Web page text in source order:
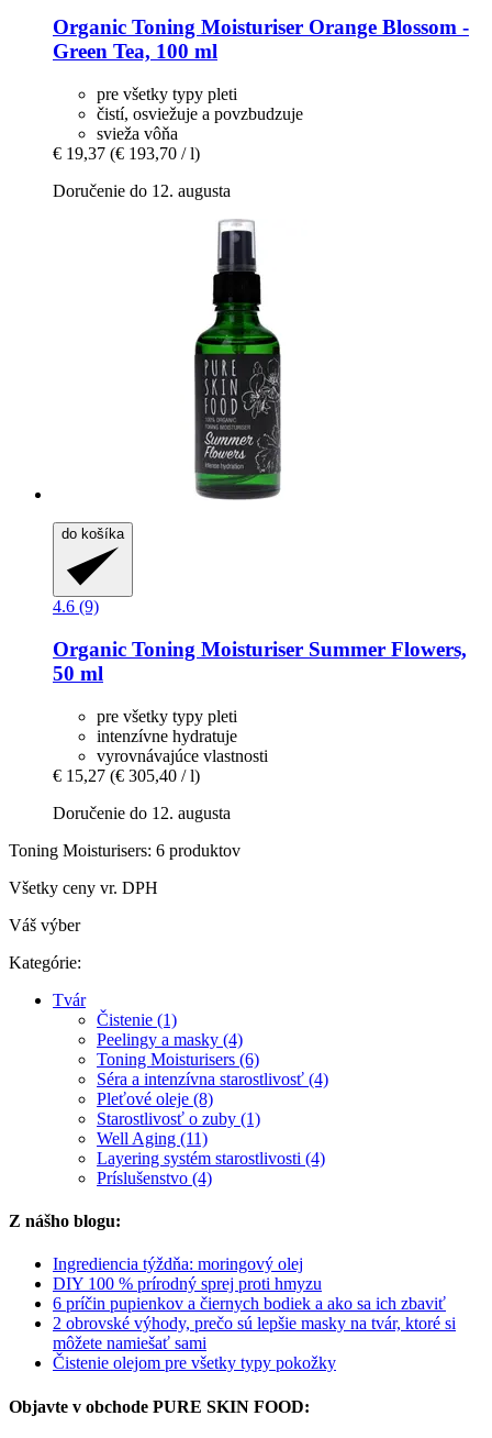
Organic Toning Moisturiser Orange Blossom -​
Green Tea, 100 ml
pre všetky typy pleti
čistí, osviežuje a povzbudzuje
svieža vôňa
€ 19,37 (€ 193,70 / l)
Doručenie do 12. augusta
do košíka
4.6 (9)
Organic Toning Moisturiser Summer Flowers,
50 ml
pre všetky typy pleti
intenzívne hydratuje
vyrovnávajúce vlastnosti
€ 15,27 (€ 305,40 / l)
Doručenie do 12. augusta
Toning Moisturisers: 6 produktov
Všetky ceny vr. DPH
Váš výber
Kategórie:
Tvár
Čistenie (1)
Peelingy a masky (4)
Toning Moisturisers (6)
Séra a intenzívna starostlivosť (4)
Pleťové oleje (8)
Starostlivosť o zuby (1)
Well Aging (11)
Layering systém starostlivosti (4)
Príslušenstvo (4)
Z nášho blogu:
Ingrediencia týždňa: moringový olej
DIY 100 % prírodný sprej proti hmyzu
6 príčin pupienkov a čiernych bodiek a ako sa ich zbaviť
2 obrovské výhody, prečo sú lepšie masky na tvár, ktoré si
môžete namiešať sami
Čistenie olejom pre všetky typy pokožky
Objavte v obchode PURE SKIN FOOD: